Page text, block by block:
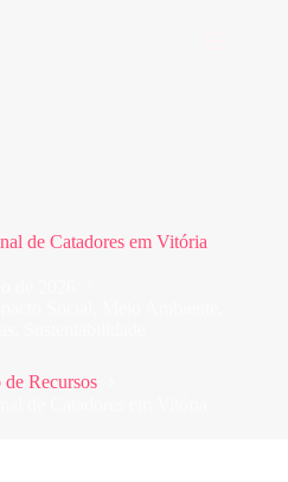
de Catadores em Vitória
de Recursos